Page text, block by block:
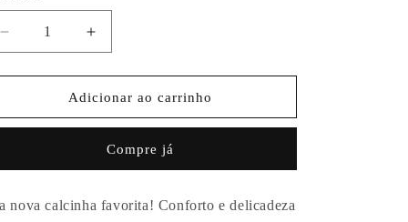
Diminuir
a
quantidade
Calcinha
Aumentar
a
quantidade
de
Calcinha
Nero
Adicionar ao carrinho
Compre já
nova calcinha favorita! Conforto e delicadeza